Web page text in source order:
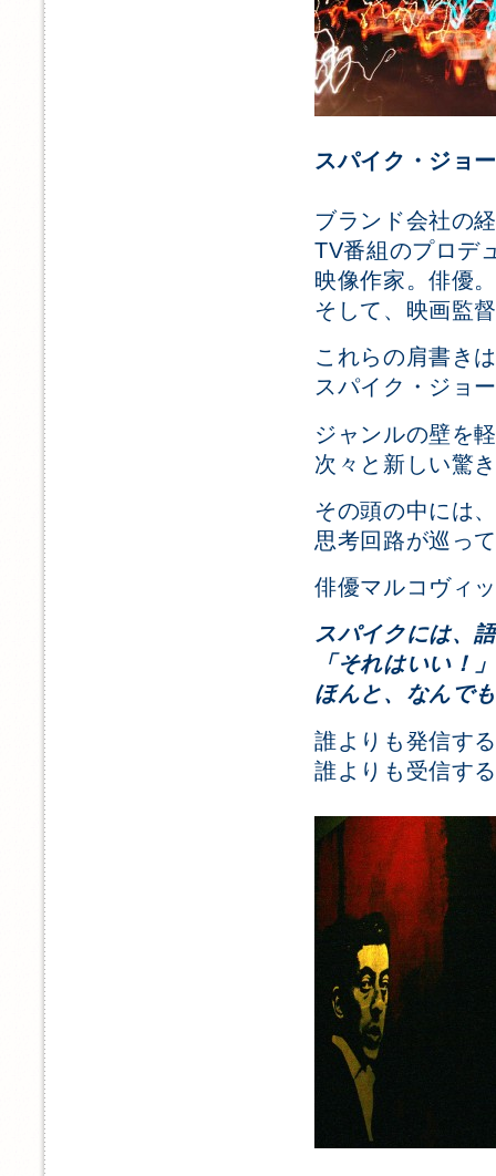
スパイク・ジョ
ブランド会社の
TV番組のプロデ
映像作家。俳優
そして、映画監
これらの肩書き
スパイク・ジョ
ジャンルの壁を
次々と新しい驚
その頭の中には
思考回路が巡っ
俳優マルコヴィ
スパイクには、
「それはいい！
ほんと、なんで
誰よりも発信す
誰よりも受信す